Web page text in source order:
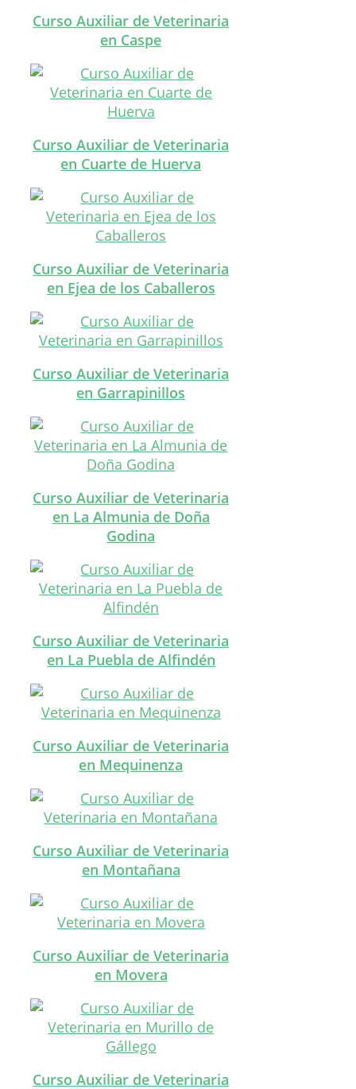
Curso Auxiliar de Veterinaria
en Caspe
Curso Auxiliar de Veterinaria
en Cuarte de Huerva
Curso Auxiliar de Veterinaria
en Ejea de los Caballeros
Curso Auxiliar de Veterinaria
en Garrapinillos
Curso Auxiliar de Veterinaria
en La Almunia de Doña
Godina
Curso Auxiliar de Veterinaria
en La Puebla de Alfindén
Curso Auxiliar de Veterinaria
en Mequinenza
Curso Auxiliar de Veterinaria
en Montañana
Curso Auxiliar de Veterinaria
en Movera
Curso Auxiliar de Veterinaria